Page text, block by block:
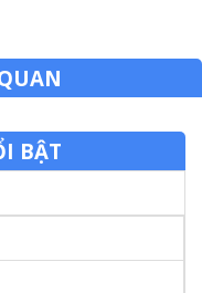
BẬT